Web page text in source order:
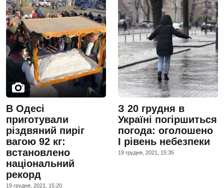
В Одесі
приготували
різдвяний пиріг
вагою 92 кг:
встановлено
національний
рекорд
19 грудня, 2021, 15:20
З 20 грудня в
Україні погіршиться
погода: оголошено
І рівень небезпеки
19 грудня, 2021, 15:35